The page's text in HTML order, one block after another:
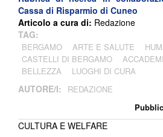
Cassa di Risparmio di Cuneo
Articolo a cura di: Redazione
TAG:
BERGAMO ARTE E SALUTE
CASTELLI DI BERGAMO
BELLEZZA
LUOGHI DI CURA
AUTORE/I: REDAZIONE
CULTURA E WELFARE